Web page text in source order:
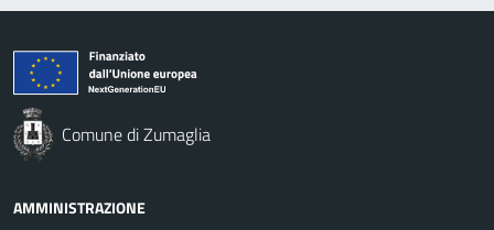
Comune di Zumaglia
AMMINISTRAZIONE